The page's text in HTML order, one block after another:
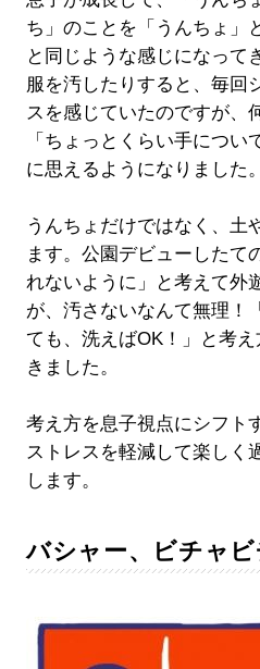
ち」のことを「うんちょ」
と同じような感じになって
服を汚したりすると、毎回
スを感じていたのですが、
「ちょっとくらい手につ
に思えるようになりました。
うんちょだけではなく、土
ます。公園デビューしたて
れないように」と考えて外
が、汚さないなんて無理！
ても、洗えばOK！」と考
きました。
考え方を息子視点にシフト
ストレスを軽減して楽しく
します。
バシャー、ビチャビ